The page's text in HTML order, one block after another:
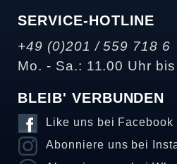
SERVICE-HOTLINE
+49 (0)201 / 559 718 6
Mo. - Sa.: 11.00 Uhr
BLEIB' VERBUNDEN
Like uns bei Facebook
Abonniere uns bei